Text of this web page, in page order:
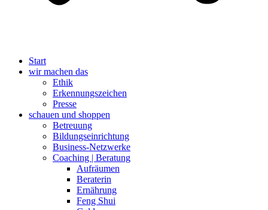
Start
wir machen das
Ethik
Erkennungszeichen
Presse
schauen und shoppen
Betreuung
Bildungseinrichtung
Business-Netzwerke
Coaching | Beratung
Aufräumen
Beraterin
Ernährung
Feng Shui